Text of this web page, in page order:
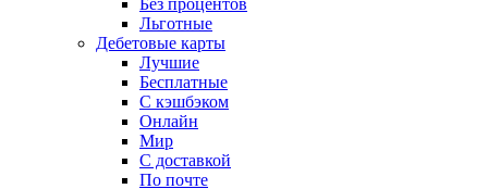
Без процентов
Льготные
Дебетовые карты
Лучшие
Бесплатные
С кэшбэком
Онлайн
Мир
С доставкой
По почте